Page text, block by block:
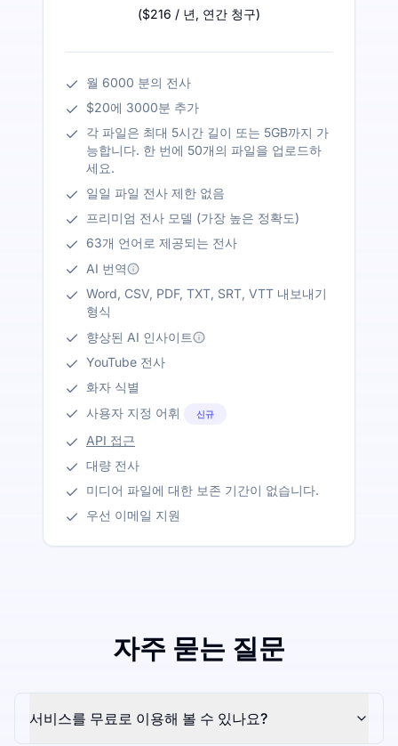
($216 / 년, 연간 청구)
월 6000 분의 전사
$20에 3000분 추가
각 파일은 최대 5시간 길이 또는 5GB까지 가
능합니다. 한 번에 50개의 파일을 업로드하
세요.
일일 파일 전사 제한 없음
프리미엄 전사 모델 (가장 높은 정확도)
63개 언어로 제공되는 전사
AI 번역
Word, CSV, PDF, TXT, SRT, VTT 내보내기
형식
향상된 AI 인사이트
YouTube 전사
화자 식별
사용자 지정 어휘
신규
API 접근
대량 전사
미디어 파일에 대한 보존 기간이 없습니다.
우선 이메일 지원
자주 묻는 질문
서비스를 무료로 이용해 볼 수 있나요?